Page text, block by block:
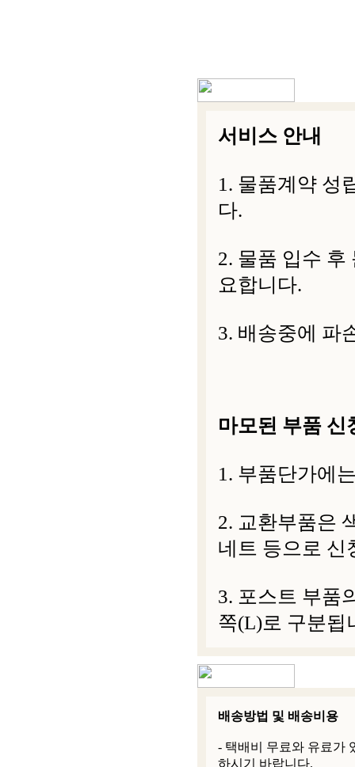
서비스 안내
1. 물품계약 성
다.
2. 물품 입수 후
요합니다.
3. 배송중에 파
마모된 부품 신
1. 부품단가에
2. 교환부품은
네트 등으로 신
3. 포스트 부품
쪽(L)로 구분됩
배송방법 및 배송비용
- 택배비 무료와 유료가
하시기 바랍니다.